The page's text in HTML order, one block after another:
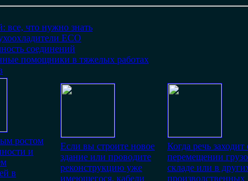
все, что нужно знать
ECO
соединений
помощники в тяжелых работах
ростом
и
в
Если вы строите новое
здание или проводите
реконструкцию уже
имеющегося, кабели
Когда речь заходит
перемещении
складе или в
производственных